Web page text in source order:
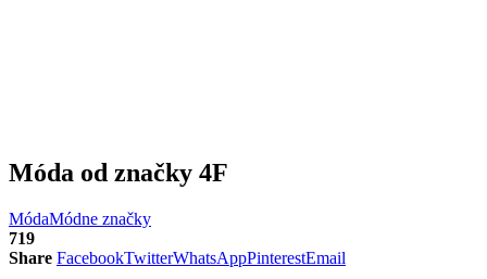
Móda od značky 4F
MódaMódne značky
719
Share FacebookTwitterWhatsAppPinterestEmail